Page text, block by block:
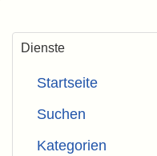
Dienste
Startseite
Suchen
Kategorien